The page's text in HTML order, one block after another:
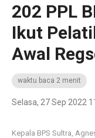
202 PPL
Ikut
Awal
waktu baca 2 menit
Selasa, 27 Sep 2022
Kepala BPS Sultra,